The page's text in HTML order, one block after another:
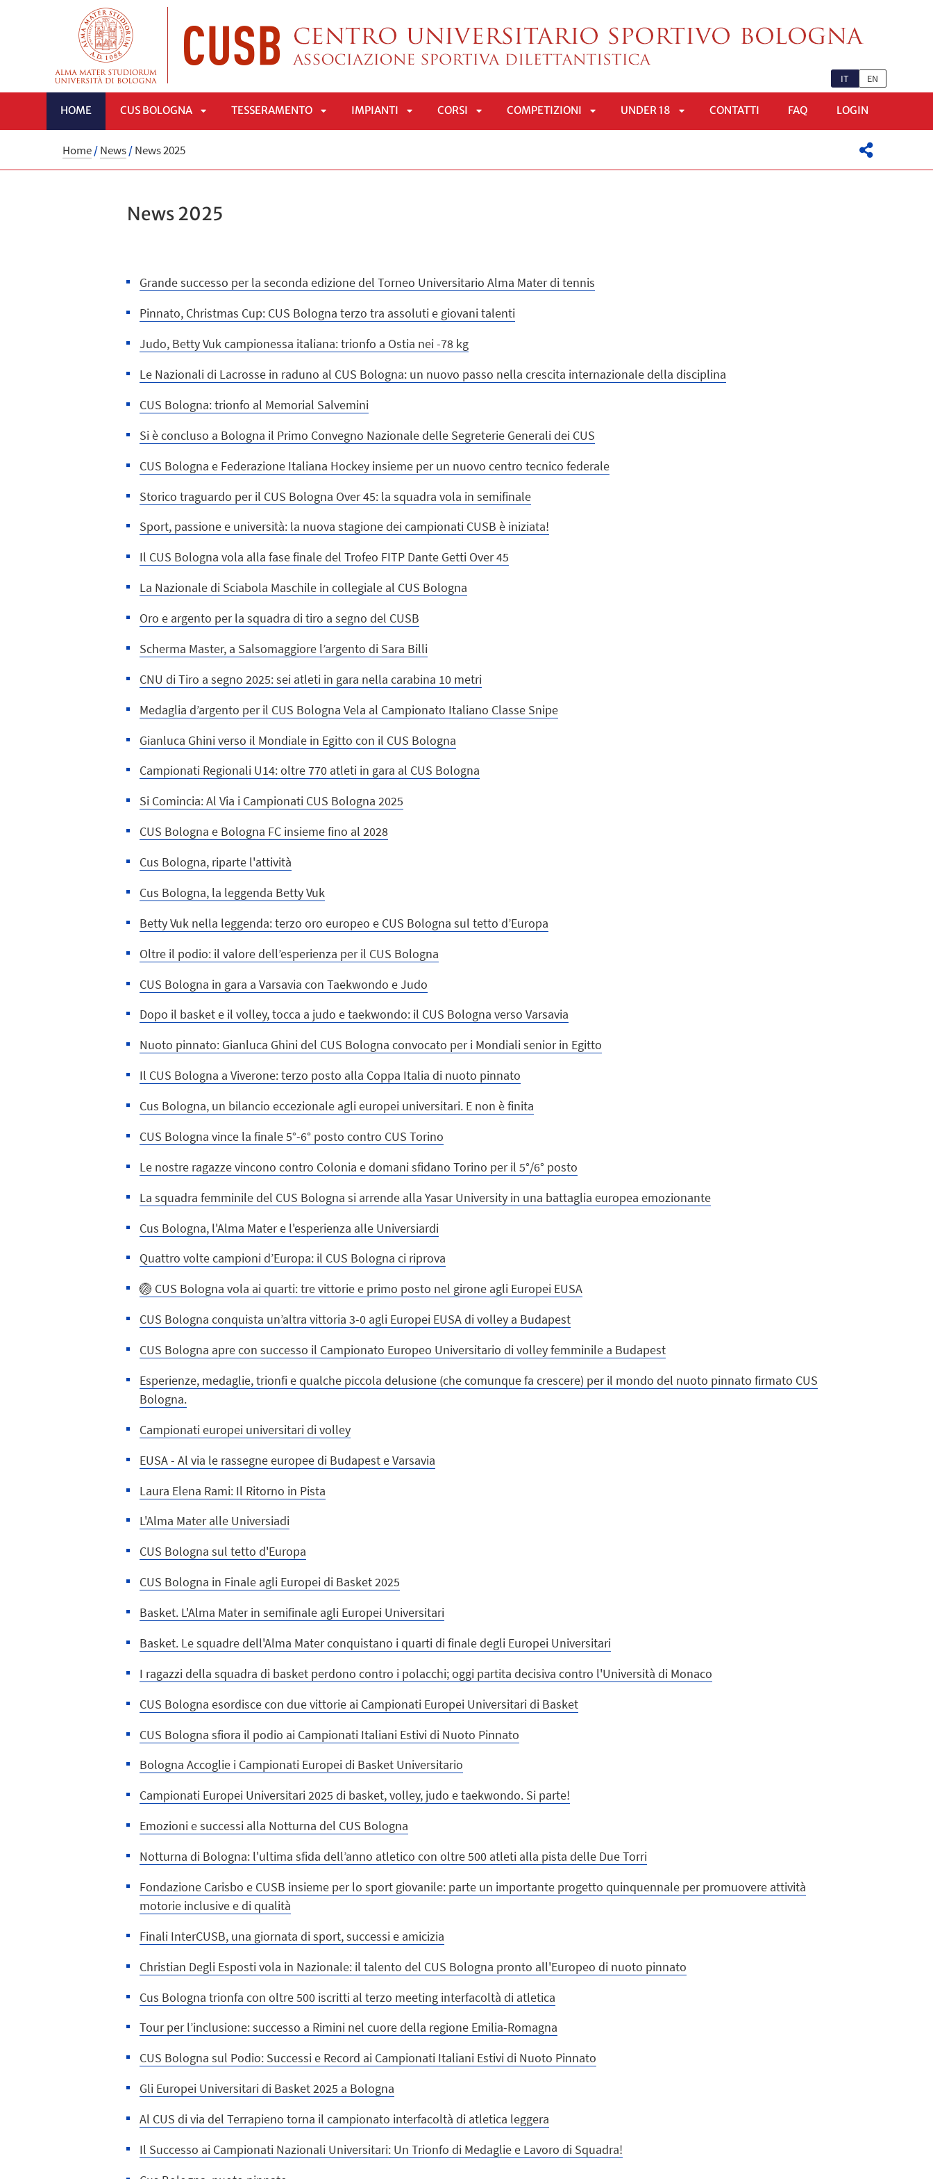
IT EN
HOME CUS BOLOGNA TESSERAMENTO IMPIANTI CORSI COMPETIZIONI UNDER 18 CONTATTI FAQ LOGIN
Home/News/News 2025
News 2025
Grande successo per la seconda edizione del Torneo Universitario Alma Mater di tennis
Pinnato, Christmas Cup: CUS Bologna terzo tra assoluti e giovani talenti
Judo, Betty Vuk campionessa italiana: trionfo a Ostia nei -78 kg
Le Nazionali di Lacrosse in raduno al CUS Bologna: un nuovo passo nella crescita internazionale della disciplina
CUS Bologna: trionfo al Memorial Salvemini
Si è concluso a Bologna il Primo Convegno Nazionale delle Segreterie Generali dei CUS
CUS Bologna e Federazione Italiana Hockey insieme per un nuovo centro tecnico federale
Storico traguardo per il CUS Bologna Over 45: la squadra vola in semifinale
Sport, passione e università: la nuova stagione dei campionati CUSB è iniziata!
Il CUS Bologna vola alla fase finale del Trofeo FITP Dante Getti Over 45
La Nazionale di Sciabola Maschile in collegiale al CUS Bologna
Oro e argento per la squadra di tiro a segno del CUSB
Scherma Master, a Salsomaggiore l’argento di Sara Billi
CNU di Tiro a segno 2025: sei atleti in gara nella carabina 10 metri
Medaglia d’argento per il CUS Bologna Vela al Campionato Italiano Classe Snipe
Gianluca Ghini verso il Mondiale in Egitto con il CUS Bologna
Campionati Regionali U14: oltre 770 atleti in gara al CUS Bologna
Si Comincia: Al Via i Campionati CUS Bologna 2025
CUS Bologna e Bologna FC insieme fino al 2028
Cus Bologna, riparte l'attività
Cus Bologna, la leggenda Betty Vuk
Betty Vuk nella leggenda: terzo oro europeo e CUS Bologna sul tetto d’Europa
Oltre il podio: il valore dell’esperienza per il CUS Bologna
CUS Bologna in gara a Varsavia con Taekwondo e Judo
Dopo il basket e il volley, tocca a judo e taekwondo: il CUS Bologna verso Varsavia
Nuoto pinnato: Gianluca Ghini del CUS Bologna convocato per i Mondiali senior in Egitto
Il CUS Bologna a Viverone: terzo posto alla Coppa Italia di nuoto pinnato
Cus Bologna, un bilancio eccezionale agli europei universitari. E non è finita
CUS Bologna vince la finale 5°-6° posto contro CUS Torino
Le nostre ragazze vincono contro Colonia e domani sfidano Torino per il 5°/6° posto
La squadra femminile del CUS Bologna si arrende alla Yasar University in una battaglia europea emozionante
Cus Bologna, l'Alma Mater e l'esperienza alle Universiardi
Quattro volte campioni d’Europa: il CUS Bologna ci riprova
🏐 CUS Bologna vola ai quarti: tre vittorie e primo posto nel girone agli Europei EUSA
CUS Bologna conquista un’altra vittoria 3-0 agli Europei EUSA di volley a Budapest
CUS Bologna apre con successo il Campionato Europeo Universitario di volley femminile a Budapest
Esperienze, medaglie, trionfi e qualche piccola delusione (che comunque fa crescere) per il mondo del nuoto pinnato firmato CUS
Bologna.
Campionati europei universitari di volley
EUSA - Al via le rassegne europee di Budapest e Varsavia
Laura Elena Rami: Il Ritorno in Pista
L'Alma Mater alle Universiadi
CUS Bologna sul tetto d'Europa
CUS Bologna in Finale agli Europei di Basket 2025
Basket. L'Alma Mater in semifinale agli Europei Universitari
Basket. Le squadre dell'Alma Mater conquistano i quarti di finale degli Europei Universitari
I ragazzi della squadra di basket perdono contro i polacchi; oggi partita decisiva contro l'Università di Monaco
CUS Bologna esordisce con due vittorie ai Campionati Europei Universitari di Basket
CUS Bologna sfiora il podio ai Campionati Italiani Estivi di Nuoto Pinnato
Bologna Accoglie i Campionati Europei di Basket Universitario
Campionati Europei Universitari 2025 di basket, volley, judo e taekwondo. Si parte!
Emozioni e successi alla Notturna del CUS Bologna
Notturna di Bologna: l'ultima sfida dell’anno atletico con oltre 500 atleti alla pista delle Due Torri
Fondazione Carisbo e CUSB insieme per lo sport giovanile: parte un importante progetto quinquennale per promuovere attività
motorie inclusive e di qualità
Finali InterCUSB, una giornata di sport, successi e amicizia
Christian Degli Esposti vola in Nazionale: il talento del CUS Bologna pronto all'Europeo di nuoto pinnato
Cus Bologna trionfa con oltre 500 iscritti al terzo meeting interfacoltà di atletica
Tour per l’inclusione: successo a Rimini nel cuore della regione Emilia-Romagna
CUS Bologna sul Podio: Successi e Record ai Campionati Italiani Estivi di Nuoto Pinnato
Gli Europei Universitari di Basket 2025 a Bologna
Al CUS di via del Terrapieno torna il campionato interfacoltà di atletica leggera
Il Successo ai Campionati Nazionali Universitari: Un Trionfo di Medaglie e Lavoro di Squadra!